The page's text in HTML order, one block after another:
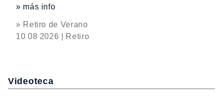
» más info
» Retiro de Verano
10 08 2026 | Retiro
Videoteca